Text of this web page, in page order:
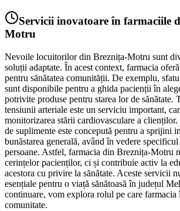
Servicii inovatoare în farmaciile
Motru
Nevoile locuitorilor din Breznița-Motru sunt
soluții adaptate. În acest context, farmacia
pentru sănătatea comunității. De exemplu,
sunt disponibile pentru a ghida pacienții în
potrivite produse pentru starea lor de sănătate.
tensiunii arteriale este un serviciu important,
monitorizarea stării cardiovasculare a
de suplimente este concepută pentru a sprijini
bunăstarea generală, având în vedere
persoane. Astfel, farmacia din Breznița-Motru
cerințelor pacienților, ci și contribuie activ la
acestora cu privire la sănătate. Aceste servicii
esențiale pentru o viață sănătoasă în județul
continuare, vom explora rolul pe care farmacia
comunitate.